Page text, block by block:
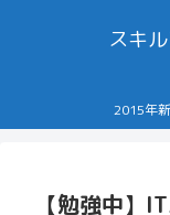
スキ
2015年
【勉強中】